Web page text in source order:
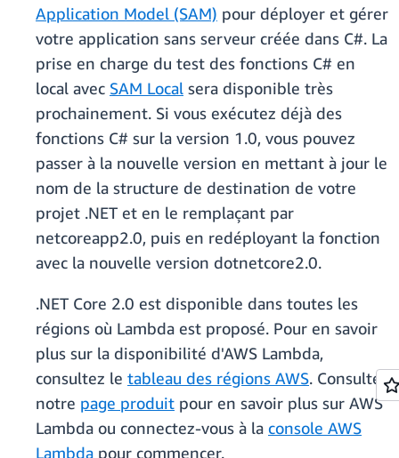
Application Model (SAM) pour déployer et gérer
votre application sans serveur créée dans C#. La
prise en charge du test des fonctions C# en
local avec SAM Local sera disponible très
prochainement. Si vous exécutez déjà des
fonctions C# sur la version 1.0, vous pouvez
passer à la nouvelle version en mettant à jour le
nom de la structure de destination de votre
projet .NET et en le remplaçant par
netcoreapp2.0, puis en redéployant la fonction
avec la nouvelle version dotnetcore2.0.
.NET Core 2.0 est disponible dans toutes les
régions où Lambda est proposé. Pour en savoir
plus sur la disponibilité d'AWS Lambda,
consultez le tableau des régions AWS. Consultez
notre page produit pour en savoir plus sur AWS
Lambda ou connectez-vous à la console AWS
Lambda pour commencer.